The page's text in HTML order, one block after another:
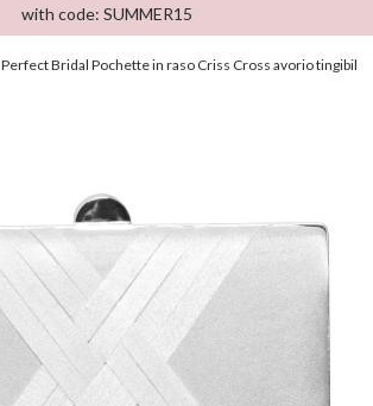
with code: SUMMER15
Perfect Bridal Pochette in raso Criss Cross avorio tingibile